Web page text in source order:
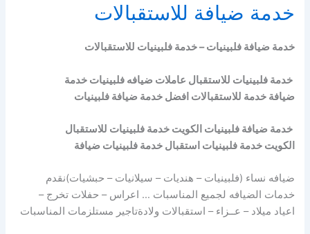
خدمة ضيافة للاستقبالات
خدمة ضيافة فلبينيات – خدمة فلبينيات للاستقبالات
خدمة فلبينيات للاستقبال عاملات ضيافه فلبينيات خدمة
ضيافة خدمة للاستقبالات افضل خدمة ضيافة فلبينيات
خدمة ضيافة فلبينيات الكويت خدمة فلبينيات للاستقبال
الكويت خدمة فلبينيات استقبال خدمة فلبينيات ضيافة
ضيافه نساء (فلبينيات – هنديات – سيلانيات – حبشيات)نقدم
خدمات الضيافه لجميع المناسبات … اعراس – حفلات تخرج –
اعياد ميلاد – عــزاء – استقبالات ولادةتاجير مستلزمات المناسبات